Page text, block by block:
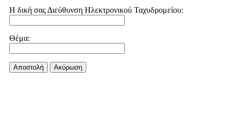
Η δική σας Διεύθυνση Ηλεκτρονικού Ταχυδρομείου:
Θέμα:
Αποστολή Aκύρωση